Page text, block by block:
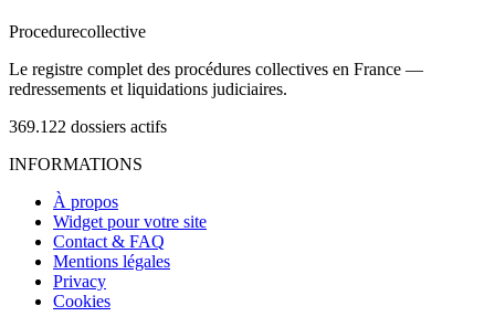
Procedurecollective
Le registre complet des procédures collectives en France —
redressements et liquidations judiciaires.
369.122 dossiers actifs
INFORMATIONS
À propos
Widget pour votre site
Contact & FAQ
Mentions légales
Privacy
Cookies